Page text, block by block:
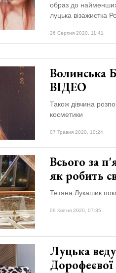
образ до
луцька візажистка
26 Серпня 2020, 11:41
Волинська
ВІДЕО
Також дівчина
косметики
07 Травня 2020, 10:24
Всього за
як робить
Тетяна Лукашик
09 Квітня 2020, 07:35
Луцька
Дорофеєвої